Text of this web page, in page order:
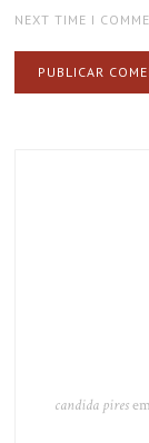
NEXT TIME I
candida piresem